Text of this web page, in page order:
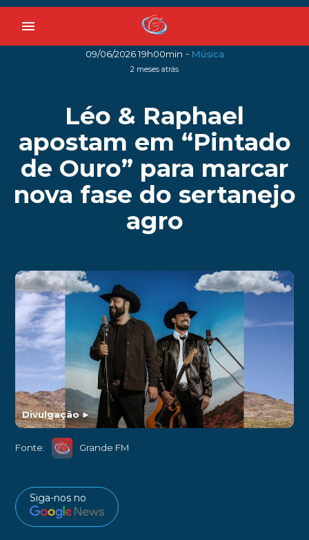
menu
09/06/2026 19h00min - Música
2 meses atrás
Léo & Raphael
apostam em “Pintado
de Ouro” para marcar
nova fase do sertanejo
agro
Divulgação►
Fonte: Grande FM
Siga-nos no